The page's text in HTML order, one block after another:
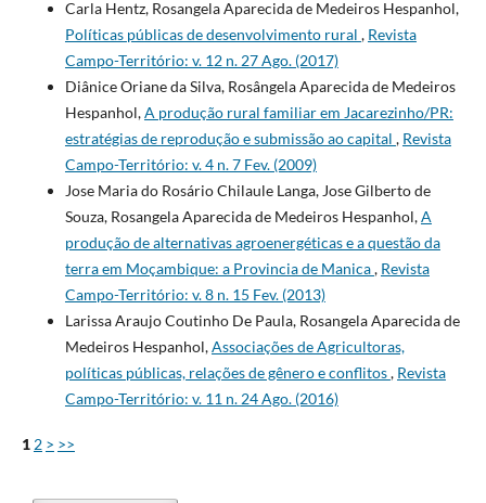
Carla Hentz, Rosangela Aparecida de Medeiros Hespanhol,
Políticas públicas de desenvolvimento rural , Revista
Campo-Território: v. 12 n. 27 Ago. (2017)
Diânice Oriane da Silva, Rosângela Aparecida de Medeiros
Hespanhol,A produção rural familiar em Jacarezinho/PR:
estratégias de reprodução e submissão ao capital , Revista
Campo-Território: v. 4 n. 7 Fev. (2009)
Jose Maria do Rosário Chilaule Langa, Jose Gilberto de
Souza, Rosangela Aparecida de Medeiros Hespanhol,A
produção de alternativas agroenergéticas e a questão da
terra em Moçambique: a Provincia de Manica, Revista
Campo-Território: v. 8 n. 15 Fev. (2013)
Larissa Araujo Coutinho De Paula, Rosangela Aparecida de
Medeiros Hespanhol,Associações de Agricultoras,
políticas públicas, relações de gênero e conflitos, Revista
Campo-Território: v. 11 n. 24 Ago. (2016)
1 2 > >>